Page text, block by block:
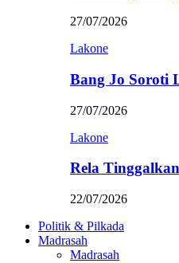
27/07/2026
Lakone
Bang Jo Soroti
27/07/2026
Lakone
Rela
22/07/2026
Politik & Pilkada
Madrasah
Madrasah